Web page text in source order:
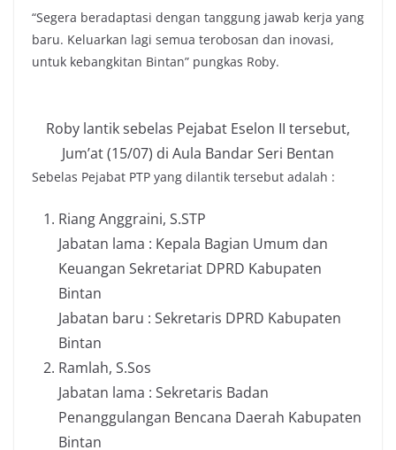
“Segera beradaptasi dengan tanggung jawab kerja yang
baru. Keluarkan lagi semua terobosan dan inovasi,
untuk kebangkitan Bintan” pungkas Roby.
Roby lantik sebelas Pejabat Eselon II tersebut,
Jum’at (15/07) di Aula Bandar Seri Bentan
Sebelas Pejabat PTP yang dilantik tersebut adalah :
Riang Anggraini, S.STP
Jabatan lama : Kepala Bagian Umum dan
Keuangan Sekretariat DPRD Kabupaten
Bintan
Jabatan baru : Sekretaris DPRD Kabupaten
Bintan
Ramlah, S.Sos
Jabatan lama : Sekretaris Badan
Penanggulangan Bencana Daerah Kabupaten
Bintan